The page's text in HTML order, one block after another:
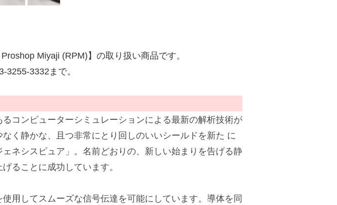
Miyaji (RPM)】の取り扱い商品です。
3255-3332まで。
コンピューターシミュレーションによる最新の解析技術が
く静かな、且つ非常にとり回しのいいシールドを新た に
ネシスピュア」。名前どおりの、新しい始まりを告げる静
ることに成功しています。
用してスムーズな信号伝達を可能にしています。導体を同